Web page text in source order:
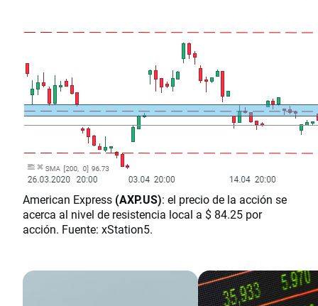
American Express (AXP.US): el precio de la acción se
acerca al nivel de resistencia local a $ 84.25 por
acción. Fuente: xStation5.